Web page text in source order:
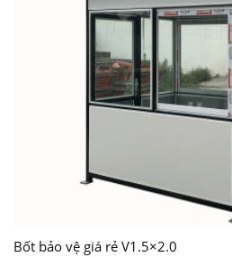
Bốt bảo vệ giá rẻ V1.5×2.0